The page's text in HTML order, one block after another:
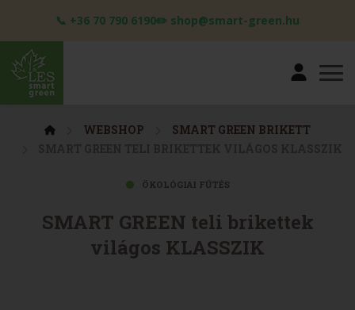
📞 +36 70 790 6190✏️ shop@smart-green.hu
WEBSHOP
SMART GREEN BRIKETT
ÖKOLÓGIAI FŰTÉS
SMART GREEN teli brikettek
világos KLASSZIK